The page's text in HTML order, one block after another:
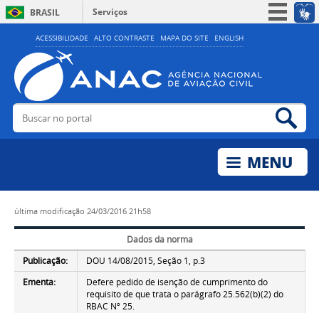
ACESSIBILIDADE ALTO CONTRASTE MAPA DO SITE ENGLISH
BRASIL
Serviços
Simplifique!
Acesso à informação
Legislação
Buscar no portal
última modificação 24/03/2016 21h58
Dados da norma
Publicação:
DOU 14/08/2015, Seção 1, p.3
Ementa:
Defere pedido de isenção de cumprimento do
requisito de que trata o parágrafo 25.562(b)(2) do
RBAC Nº 25.